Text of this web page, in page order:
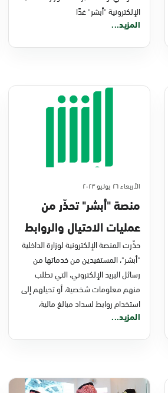
الإلكترونية "أبشر" غدًا
المزيد...
الأربعاء ٢٦ يوليو ٢٠٢٣
منصة "أبشر" تحذّر من
عمليات الاحتيال والروابط
المشبوهة
حذّرت المنصة الإلكترونية لوزارة الداخلية
"أبشر"، المستفيدين من خدماتها من
رسائل البريد الإلكتروني، التي تطلب
منهم معلومات شخصية، أو تحيلهم إلى
استخدام روابط لسداد مبالغ مالية،
المزيد...